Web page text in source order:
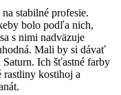
stabilné profesie.
bolo podľa nich,
s nimi nadväzuje
Mali by si dávať
Ich šťastné farby
rastliny kostihoj a